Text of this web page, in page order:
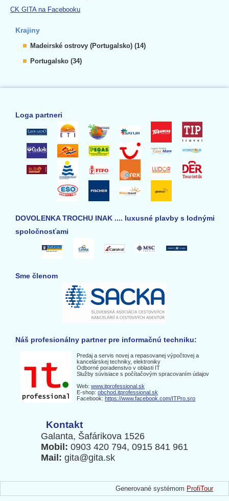
CK GITA na Facebooku
Krajiny
Madeirské ostrovy (Portugalsko) (14)
Portugalsko (34)
Loga partneri
DOVOLENKA TROCHU INAK .... luxusné plavby s lodnými
spoločnosťami
Sme členom
Náš profesionálny partner pre informačnú techniku:
Predaj a servis novej a repasovanej výpočtovej a
kancelárskej techniky, elektroniky
Odborné poradenstvo v oblasti IT
Služby súvisiace s počítačovým spracovaním údajov
Web: www.itprofessional.sk
E-shop: obchod.itprofessional.sk
Facebook: https://www.facebook.com/ITPro.sro
Kontakt
Galanta, Šafárikova 1526
Mobil: 0903 420 794, 0915 841 961
Mail: gita@gita.sk
Generované systémom ProfiTour